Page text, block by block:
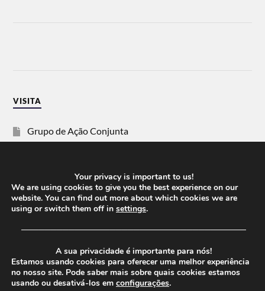
VISITA
Grupo de Ação Conjunta
Vida Justa
dezanove
Your privacy is important to us!
We are using cookies to give you the best experience on our
website. You can find out more about which cookies we are
using or switch them off in settings.
──────────────────────────────────────
A sua privacidade é importante para nós!
Estamos usando cookies para oferecer uma melhor experiência
no nosso site. Pode saber mais sobre quais cookies estamos
usando ou desativá-los em configurações.